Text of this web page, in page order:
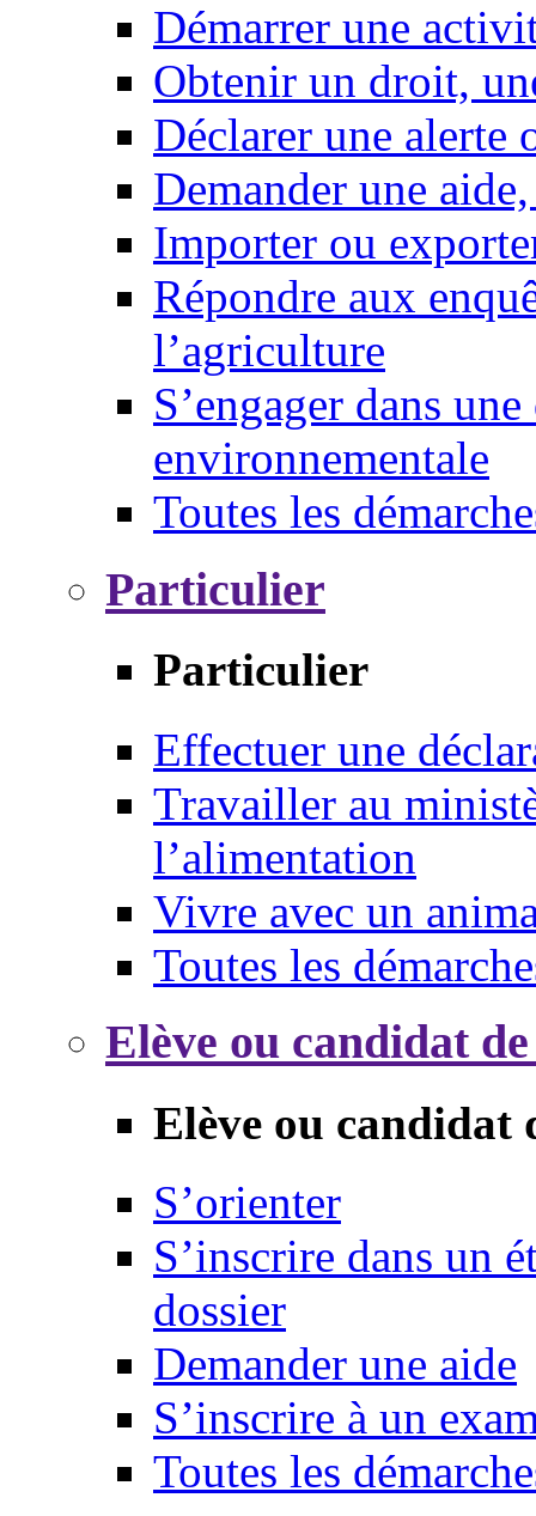
Démarrer une
Obtenir un droit,
Déclarer une alerte
Demander une
Importer ou
Répondre aux
l’agriculture
S’engager dans
environnementale
Toutes les
Particulier
Particulier
Effectuer une
Travailler au
l’alimentation
Vivre avec un
Toutes les
Elève ou candidat
Elève ou candidat
S’orienter
S’inscrire dans un
dossier
Demander une aide
S’inscrire à un
Toutes les